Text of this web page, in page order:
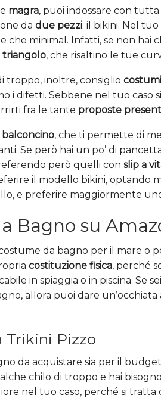
magra, puoi indossare con
da due pezzi: il bikini. Nel tuo
che minimal. Infatti, se non hai
triangolo, che risaltino le tue
troppo, inoltre, consiglio
i difetti. Sebbene nel tuo caso
fra le tante proposte
balconcino, che ti permette di
Se però hai un po’ di
però quelli con slip a
il modello bikini, optando
e preferire maggiormente
Bagno su
da bagno per il mare o
costituzione fisica, perché
in spiaggia o in piscina. Se
allora puoi dare un’occhiata
Trikini Pizzo
da acquistare sia per il
chilo di troppo e hai
nel tuo caso, perché si